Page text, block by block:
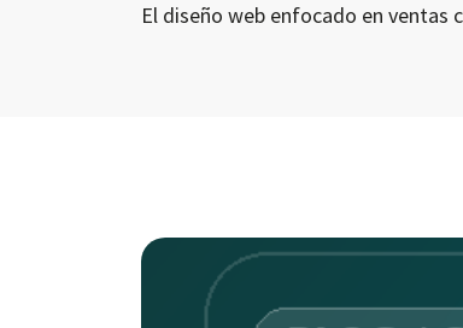
El diseño web enfocado en